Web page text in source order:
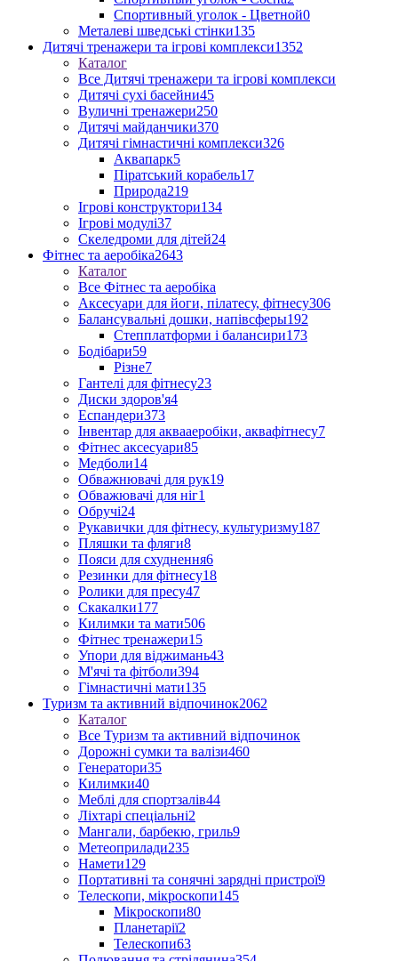
Спортивный уголок - Цветной0
Металеві шведські стінки135
Дитячі тренажери та ігрові комплекси1352
Каталог
Все Дитячі тренажери та ігрові комплекси
Дитячі сухі басейни45
Вуличні тренажери250
Дитячі майданчики370
Дитячі гімнастичні комплекси326
Аквапарк5
Піратський корабель17
Природа219
Ігрові конструктори134
Ігрові модулі37
Скеледроми для дітей24
Фітнес та аеробіка2643
Каталог
Все Фітнес та аеробіка
Аксесуари для йоги, пілатесу, фітнесу306
Балансувальні дошки, напівсферы192
Степплатформи і балансири173
Бодібари59
Різне7
Гантелі для фітнесу23
Диски здоров'я4
Еспандери373
Інвентар для аквааеробіки, аквафітнесу7
Фітнес аксесуари85
Медболи14
Обважнювачі для рук19
Обважювачі для ніг1
Обручі24
Рукавички для фітнесу, культуризму187
Пляшки та фляги8
Пояси для схуднення6
Резинки для фітнесу18
Ролики для пресу47
Скакалки177
Килимки та мати506
Фітнес тренажери15
Упори для віджимань43
М'ячі та фітболи394
Гімнастичні мати135
Туризм та активний відпочинок2062
Каталог
Все Туризм та активний відпочинок
Дорожні сумки та валізи460
Генератори35
Килимки40
Меблі для спортзалів44
Ліхтарі спеціальні2
Мангали, барбекю, гриль9
Метеоприлади235
Намети129
Портативні та сонячні зарядні пристрої9
Телескопи, мікроскопи145
Мікроскопи80
Планетарії2
Телескопи63